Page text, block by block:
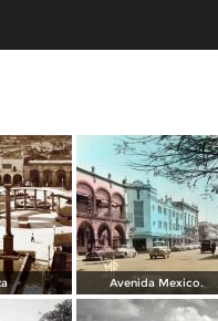
Avenida Mexico.